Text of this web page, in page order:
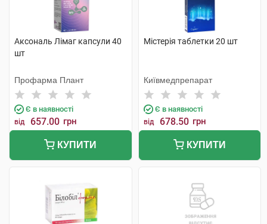
Аксональ Лімаг капсули 40
шт
Профарма Плант
Є в наявності
від 657.00 грн
КУПИТИ
Містерія таблетки 20 шт
Київмедпрепарат
Є в наявності
від 678.50 грн
КУПИТИ